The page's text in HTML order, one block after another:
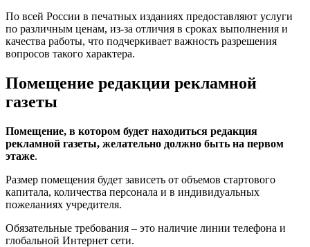
По всей России в печатных изданиях предоставляют услуги
по различным ценам, из-за отличия в сроках выполнения и
качества работы, что подчеркивает важность разрешения
вопросов такого характера.
Помещение редакции рекламной
газеты
Помещение, в котором будет находиться редакция
рекламной газеты, желательно должно быть на первом
этаже.
Размер помещения будет зависеть от объемов стартового
капитала, количества персонала и в индивидуальных
пожеланиях учредителя.
Обязательные требования – это наличие линии телефона и
глобальной Интернет сети.